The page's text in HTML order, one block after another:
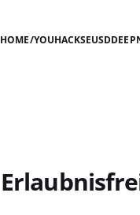
HOME/YOUHACKSEUSD